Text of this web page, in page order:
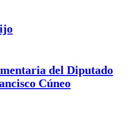
del Diputado
Cúneo